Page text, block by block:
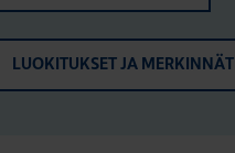
LUOKITUKSET JA MERKINNÄT